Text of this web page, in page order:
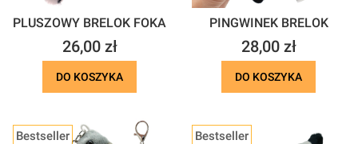
PLUSZOWY BRELOK FOKA
Cena
26,00 zł
DO KOSZYKA
PINGWINEK BRELOK
Cena
28,00 zł
DO KOSZYKA
Bestseller Bestseller